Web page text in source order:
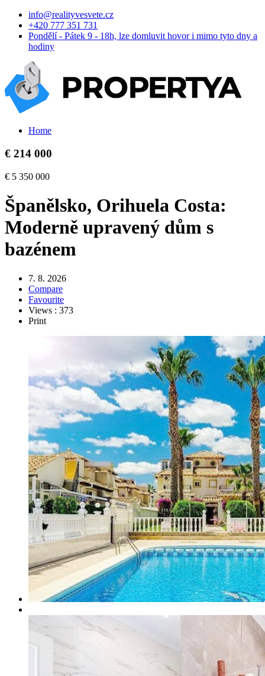
info@realityvesvete.cz
+420 777 351 731
Pondělí - Pátek 9 - 18h, lze domluvit hovor i mimo tyto dny a
hodiny
Home
€ 214 000
€ 5 350 000
Španělsko, Orihuela Costa:
Moderně upravený dům s
bazénem
7. 8. 2026
Compare
Favourite
Views : 373
Print